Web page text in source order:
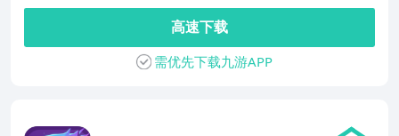
高速下载
需优先下载九游APP